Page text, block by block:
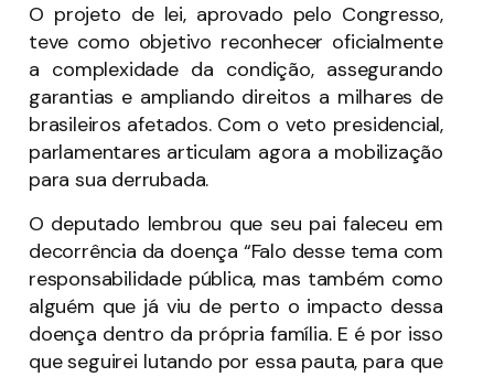
O projeto de lei, aprovado pelo Congresso,
teve como objetivo reconhecer oficialmente
a complexidade da condição, assegurando
garantias e ampliando direitos a milhares de
brasileiros afetados. Com o veto presidencial,
parlamentares articulam agora a mobilização
para sua derrubada.
O deputado lembrou que seu pai faleceu em
decorrência da doença “Falo desse tema com
responsabilidade pública, mas também como
alguém que já viu de perto o impacto dessa
doença dentro da própria família. E é por isso
que seguirei lutando por essa pauta, para que